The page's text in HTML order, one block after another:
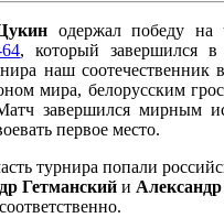
одержал победу на
, который завершился
наш соотечественник
мира, белорусским
завершился мирным
первое место.
турнира попали
Гетманский и